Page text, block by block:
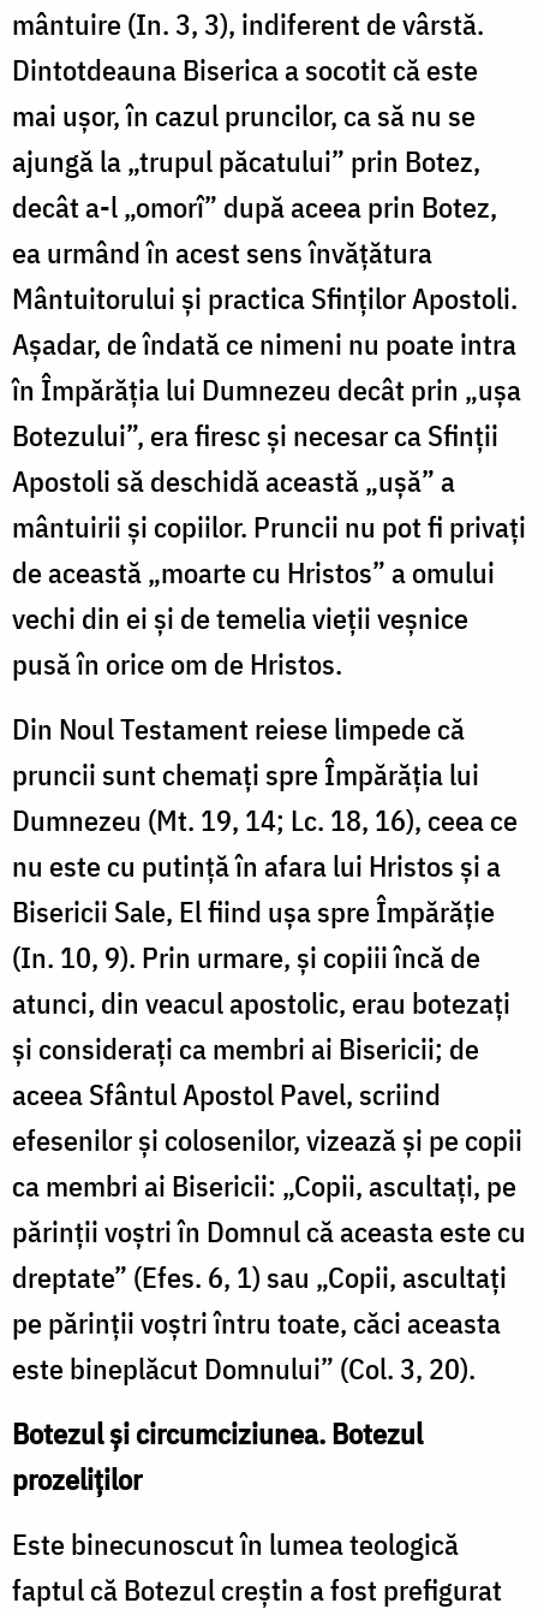
mântuire (In. 3, 3), indiferent de vârstă.
Dintotdeauna Biserica a socotit că este
mai ușor, în cazul pruncilor, ca să nu se
ajungă la „trupul păcatului” prin Botez,
decât a-l „omorî” după aceea prin Botez,
ea urmând în acest sens învățătura
Mântuitorului și practica Sfinților Apostoli.
Așadar, de îndată ce nimeni nu poate intra
în Împărăția lui Dumnezeu decât prin „ușa
Botezului”, era firesc și necesar ca Sfinții
Apostoli să deschidă această „ușă” a
mântuirii și copiilor. Pruncii nu pot fi privați
de această „moarte cu Hristos” a omului
vechi din ei și de temelia vieții veșnice
pusă în orice om de Hristos.
Din Noul Testament reiese limpede că
pruncii sunt chemați spre Împărăția lui
Dumnezeu (Mt. 19, 14; Lc. 18, 16), ceea ce
nu este cu putință în afara lui Hristos și a
Bisericii Sale, El fiind ușa spre Împărăție
(In. 10, 9). Prin urmare, și copiii încă de
atunci, din veacul apostolic, erau botezați
și considerați ca membri ai Bisericii; de
aceea Sfântul Apostol Pavel, scriind
efesenilor și colosenilor, vizează și pe copii
ca membri ai Bisericii: „Copii, ascultați, pe
părinții voștri în Domnul că aceasta este cu
dreptate” (Efes. 6, 1) sau „Copii, ascultați
pe părinții voștri întru toate, căci aceasta
este bineplăcut Domnului” (Col. 3, 20).
Botezul și circumciziunea. Botezul
prozeliților
Este binecunoscut în lumea teologică
faptul că Botezul creștin a fost prefigurat